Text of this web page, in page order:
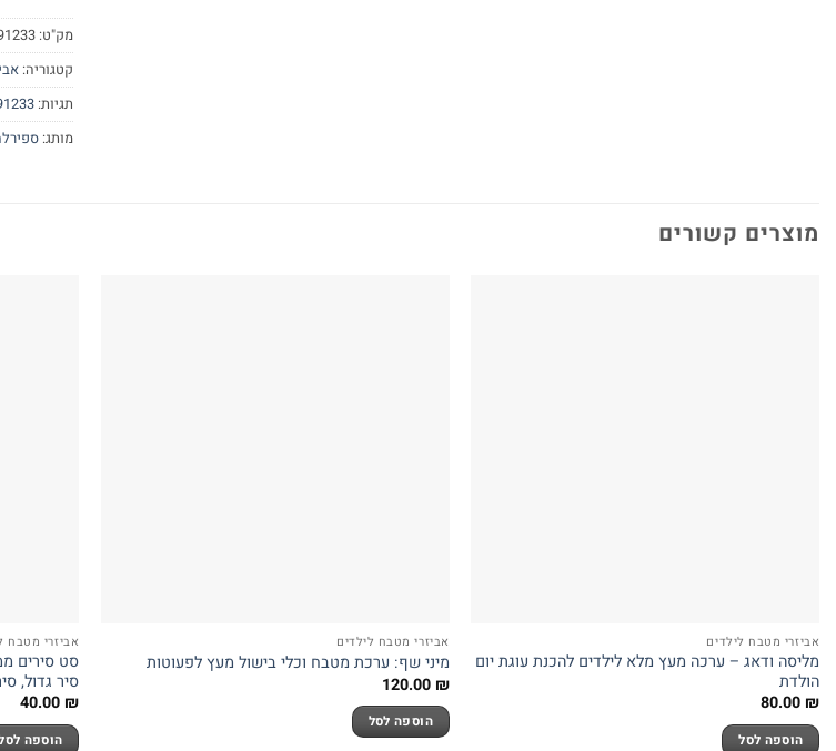
מק"ט:
קטגוריה:
תגיות:
מותג:
מוצרים קשורים
אביזרי מטבח לילדים
מליסה ודאג – ערכה מעץ מלא לילדים להכנת עוגת יום
הולדת
80.00 ₪
הוספה לסל
אביזרי מטבח לילדים
מיני שף: ערכת מטבח וכלי בישול מעץ לפעוטות
120.00 ₪
הוספה לסל
אביזרי מטבח
סיר גדול,
40.00 ₪
הוספה